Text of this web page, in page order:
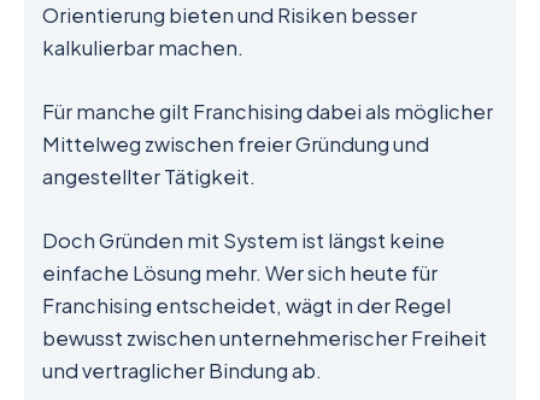
Orientierung bieten und Risiken besser
kalkulierbar machen.
Für manche gilt Franchising dabei als möglicher
Mittelweg zwischen freier Gründung und
angestellter Tätigkeit.
Doch Gründen mit System ist längst keine
einfache Lösung mehr. Wer sich heute für
Franchising entscheidet, wägt in der Regel
bewusst zwischen unternehmerischer Freiheit
und vertraglicher Bindung ab.